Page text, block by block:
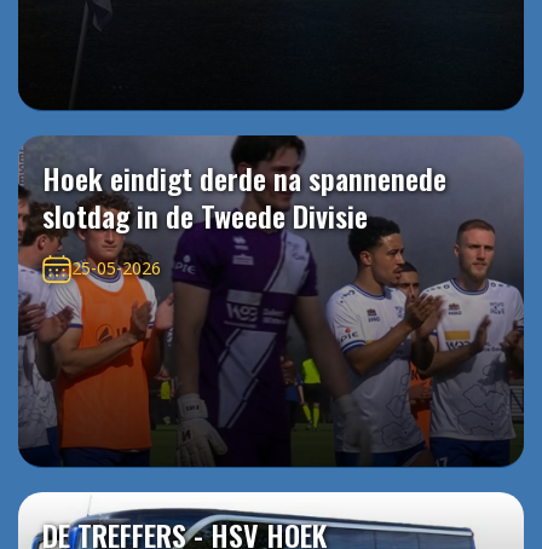
Hoek eindigt derde na spannenede
slotdag in de Tweede Divisie
25-05-2026
DE TREFFERS - HSV HOEK